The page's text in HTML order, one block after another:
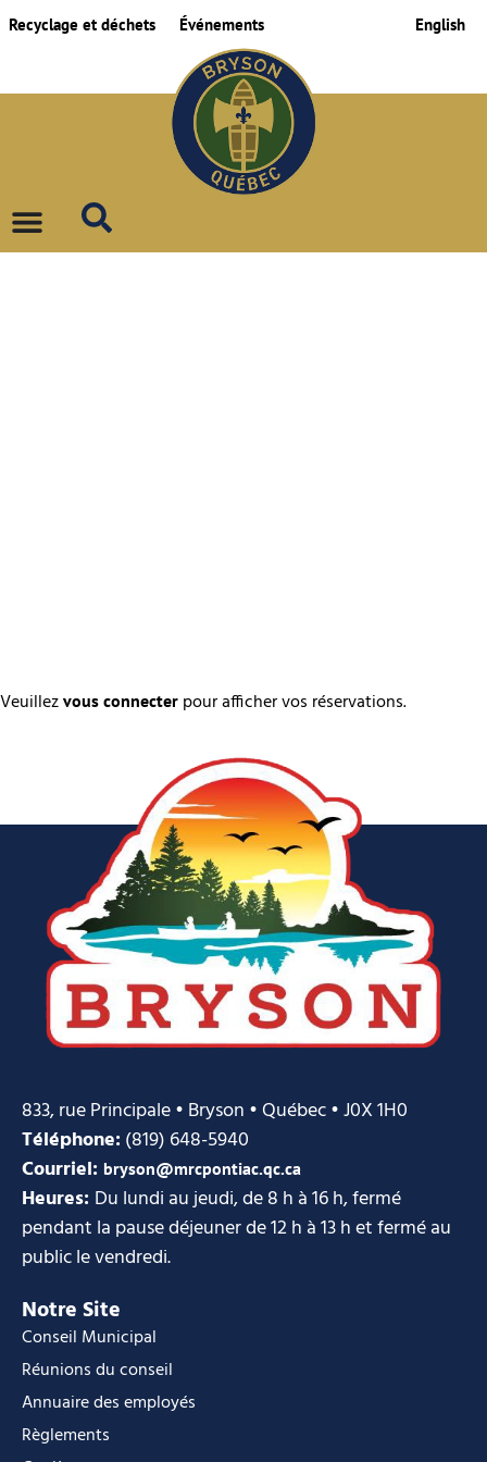
Recyclage et déchets Événements English
Veuillez vous connecter pour afficher vos réservations.
833, rue Principale • Bryson • Québec • J0X 1H0
Téléphone:(819) 648-5940
Courriel: bryson@mrcpontiac.qc.ca
Heures: Du lundi au jeudi, de 8 h à 16 h, fermé
pendant la pause déjeuner de 12 h à 13 h et fermé au
public le vendredi.
Notre Site
Conseil Municipal
Réunions du conseil
Annuaire des employés
Règlements